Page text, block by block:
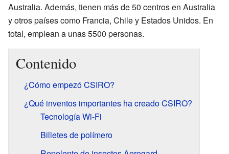
Australia. Además, tienen más de 50 centros en Australia
y otros países como Francia, Chile y Estados Unidos. En
total, emplean a unas 5500 personas.
Contenido
¿Cómo empezó CSIRO?
¿Qué inventos importantes ha creado CSIRO?
Tecnología Wi-Fi
Billetes de polímero